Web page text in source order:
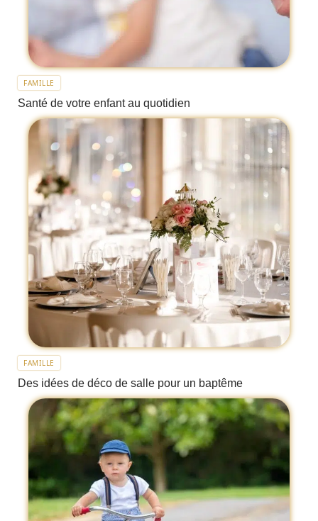
FAMILLE
Santé de votre enfant au quotidien
FAMILLE
Des idées de déco de salle pour un baptême